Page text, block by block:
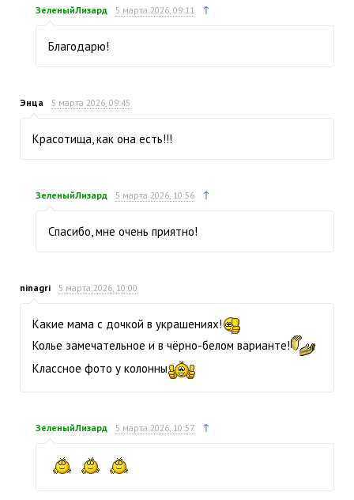
ЗеленыйЛизард 5 марта 2026, 09:11 ↑
Благодарю!
Энца 5 марта 2026, 09:45
Красотища, как она есть!!!
ЗеленыйЛизард 5 марта 2026, 10:56 ↑
Спасибо, мне очень приятно!
ninagri 5 марта 2026, 10:00
Какие мама с дочкой в украшениях!
Колье замечательное и в чёрно-белом варианте!
Классное фото у колонны
ЗеленыйЛизард 5 марта 2026, 10:57 ↑